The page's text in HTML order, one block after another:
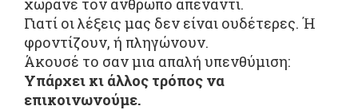
Γιατί οι λέξεις μας δεν είναι ουδέτερες. Ή
φροντίζουν, ή πληγώνουν.
Άκουσέ το σαν μια απαλή υπενθύμιση:
Υπάρχει κι άλλος τρόπος να
επικοινωνούμε.